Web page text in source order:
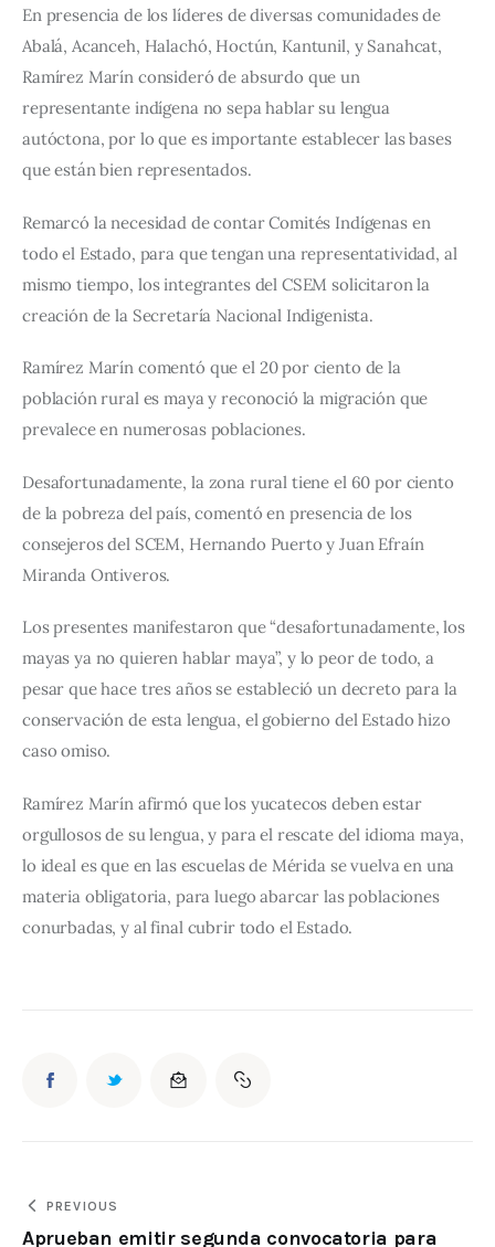
En presencia de los líderes de diversas comunidades de
Abalá, Acanceh, Halachó, Hoctún, Kantunil, y Sanahcat,
Ramírez Marín consideró de absurdo que un
representante indígena no sepa hablar su lengua
autóctona, por lo que es importante establecer las bases
que están bien representados.
Remarcó la necesidad de contar Comités Indígenas en
todo el Estado, para que tengan una representatividad, al
mismo tiempo, los integrantes del CSEM solicitaron la
creación de la Secretaría Nacional Indigenista.
Ramírez Marín comentó que el 20 por ciento de la
población rural es maya y reconoció la migración que
prevalece en numerosas poblaciones.
Desafortunadamente, la zona rural tiene el 60 por ciento
de la pobreza del país, comentó en presencia de los
consejeros del SCEM, Hernando Puerto y Juan Efraín
Miranda Ontiveros.
Los presentes manifestaron que “desafortunadamente, los
mayas ya no quieren hablar maya”, y lo peor de todo, a
pesar que hace tres años se estableció un decreto para la
conservación de esta lengua, el gobierno del Estado hizo
caso omiso.
Ramírez Marín afirmó que los yucatecos deben estar
orgullosos de su lengua, y para el rescate del idioma maya,
lo ideal es que en las escuelas de Mérida se vuelva en una
materia obligatoria, para luego abarcar las poblaciones
conurbadas, y al final cubrir todo el Estado.
PREVIOUS
Aprueban emitir segunda convocatoria para